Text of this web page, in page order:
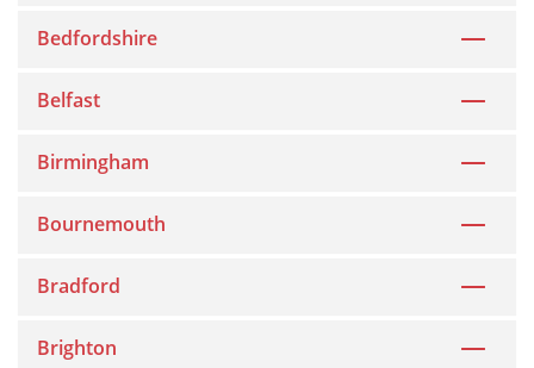
Bedfordshire
Belfast
Birmingham
Bournemouth
Bradford
Brighton